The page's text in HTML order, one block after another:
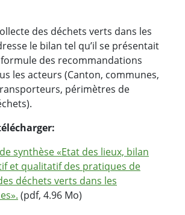
des déchets verts dans les
le bilan tel qu’il se présentait
des recommandations
les acteurs (Canton, communes,
périmètres de
synthèse «Etat des lieux, bilan
et qualitatif des pratiques de
déchets verts dans les
(pdf, 4.96 Mo)